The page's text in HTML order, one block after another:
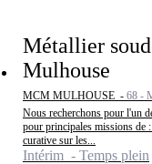
Métallier
Mulhouse
MCM MULHOUSE - 68 -
Nous recherchons pour l'un
pour principales missions de
curative sur les...
Intérim - Temps plein